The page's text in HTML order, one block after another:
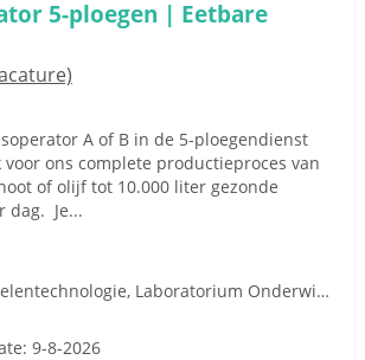
5-ploegen | Eetbare
A of B in de 5-ploegendienst
ons complete productieproces van
of olijf tot 10.000 liter gezonde
dag. Je...
Levensmiddelentechnologie, Laboratorium Onderwijs, Procestechnologie
9-8-2026